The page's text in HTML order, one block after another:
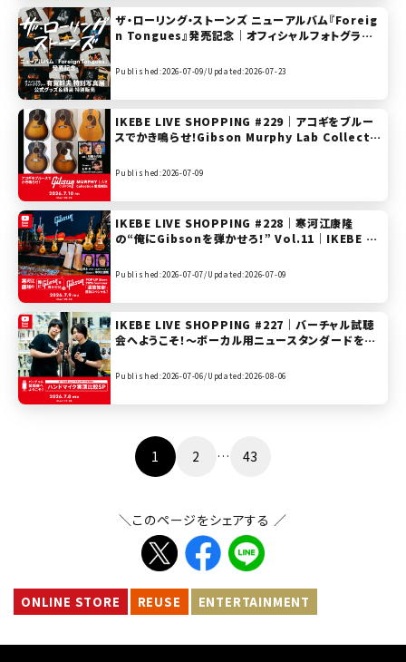
ザ・ローリング・ストーンズ ニューアルバム『Foreig
n Tongues』発売記念｜オフィシャルフォトグラファ
Published:2026-07-09/Updated:2026-07-23
IKEBE LIVE SHOPPING #229｜アコギをブルー
スでかき鳴らせ！Gibson Murphy Lab Collectio
アコースティックステーション】
Published:2026-07-09
IKEBE LIVE SHOPPING #228｜寒河江康隆
の“俺にGibsonを弾かせろ！” Vol.11｜IKEBE Gi
esented by ギターズステーション】
Published:2026-07-07/Updated:2026-07-09
IKEBE LIVE SHOPPING #227｜バーチャル試聴
会へようこそ！～ボーカル用ニュースタンダードを探
ワーレック】
Published:2026-07-06/Updated:2026-08-06
送
1 2 … 43
＼このページをシェアする ／
ONLINE STORE REUSE ENTERTAINMENT